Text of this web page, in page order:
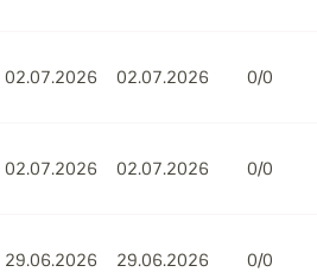
02.07.2026 02.07.2026 0/0
02.07.2026 02.07.2026 0/0
29.06.2026 29.06.2026 0/0